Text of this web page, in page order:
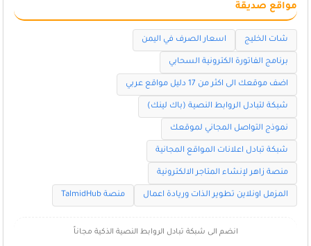
مواقع صديقة
شات الخليج اسعار الصرف في اليمن
برنامج الفاتورة الكترونية السحابي
اضف موقعك الى اكثر من 17 دليل مواقع عربي
شبكة لتبادل الروابط النصية (باك لينك)
نموذج التواصل المجاني لموقعك
شبكة تبادل اعلانات المواقع المجانية
منصة زاهر لإنشاء المتاجر الالكترونية
المزمل اونلاين تطوير الذات وريادة اعمال منصة TalmidHub
انضم الى شبكة تبادل الروابط النصية الذكية مجاناً